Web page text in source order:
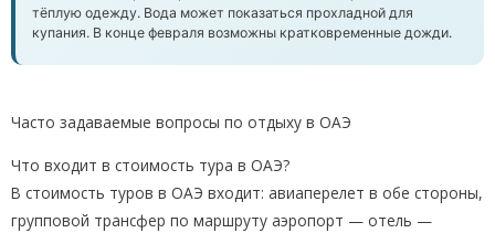
тёплую одежду. Вода может показаться прохладной для
купания. В конце февраля возможны кратковременные дожди.
Часто задаваемые вопросы по отдыху в ОАЭ
Что входит в стоимость тура в ОАЭ?
В стоимость туров в ОАЭ входит: авиаперелет в обе стороны,
групповой трансфер по маршруту аэропорт — отель —